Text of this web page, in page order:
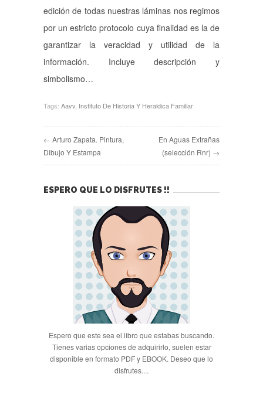
edición de todas nuestras láminas nos regimos
por un estricto protocolo cuya finalidad es la de
garantizar la veracidad y utilidad de la
información. Incluye descripción y
simbolismo…
Tags: Aavv Instituto De Historia Y Heraldica Familiar
← Arturo Zapata. Pintura,
Dibujo Y Estampa
En Aguas Extrañas
(selección Rnr) →
ESPERO QUE LO DISFRUTES !!
Espero que este sea el libro que estabas buscando.
Tienes varias opciones de adquirirlo, suelen estar
disponible en formato PDF y EBOOK. Deseo que lo
disfrutes....